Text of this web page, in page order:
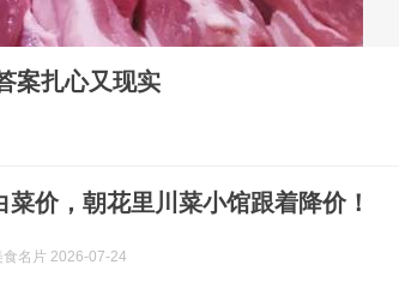
案扎心又现实
菜价，朝花里川菜小馆跟着降价！
食名片 2026-07-24